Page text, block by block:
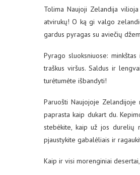
Tolima Naujoji Zelandija
atvirukų! O ką gi valgo
gardus pyragas su aviečių
Pyrago sluoksniuose:
traškus viršus. Saldus ir
turėtumėte išbandyti!
Paruošti Naujojoje Zelandijoje
paprasta kaip dukart du.
stebėkite, kaip už jos durelių
pjaustykite gabalėliais ir
Kaip ir visi morenginiai